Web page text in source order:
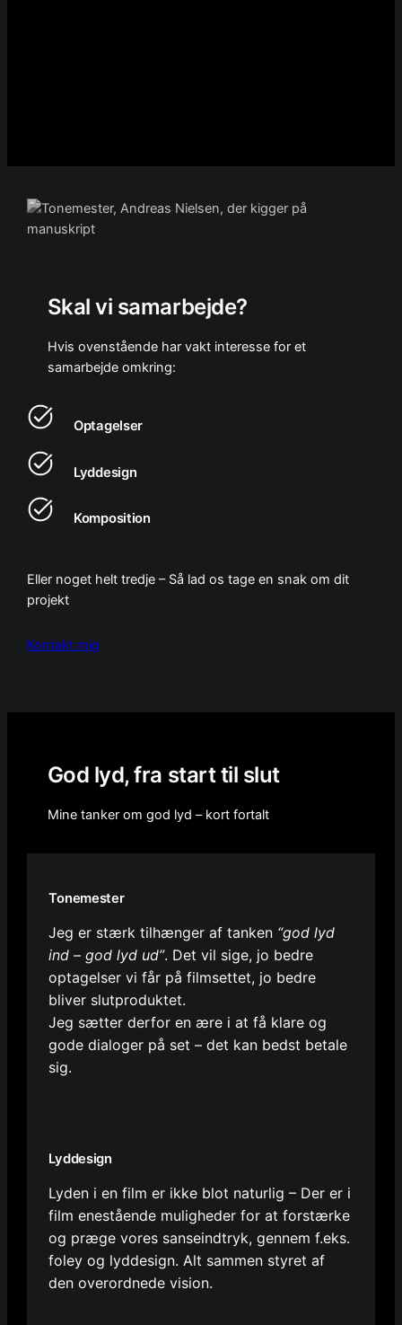
Skal vi samarbejde?
Hvis ovenstående har vakt interesse for et
samarbejde omkring:
Optagelser
Lyddesign
Komposition
Eller noget helt tredje – Så lad os tage en snak om dit
projekt
Kontakt mig
God lyd, fra start til slut
Mine tanker om god lyd – kort fortalt
Tonemester
Jeg er stærk tilhænger af tanken “god lyd
ind – god lyd ud”. Det vil sige, jo bedre
optagelser vi får på filmsettet, jo bedre
bliver slutproduktet.
Jeg sætter derfor en ære i at få klare og
gode dialoger på set – det kan bedst betale
sig.
Lyddesign
Lyden i en film er ikke blot naturlig – Der er i
film enestående muligheder for at forstærke
og præge vores sanseindtryk, gennem f.eks.
foley og lyddesign. Alt sammen styret af
den overordnede vision.